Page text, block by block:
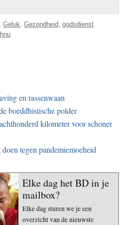
,Geluk,Gezondheid,godsdienst
en rassenwaan
boeddhistische polder
kilometer voor schoner
tegen pandemiemoeheid
Elke dag het BD in je
mailbox?
Elke dag sturen we je een
overzicht van de nieuwste